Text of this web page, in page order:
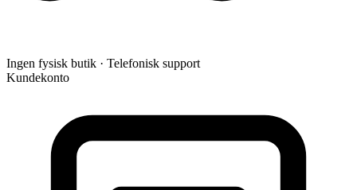
Ingen fysisk butik · Telefonisk support
Kundekonto